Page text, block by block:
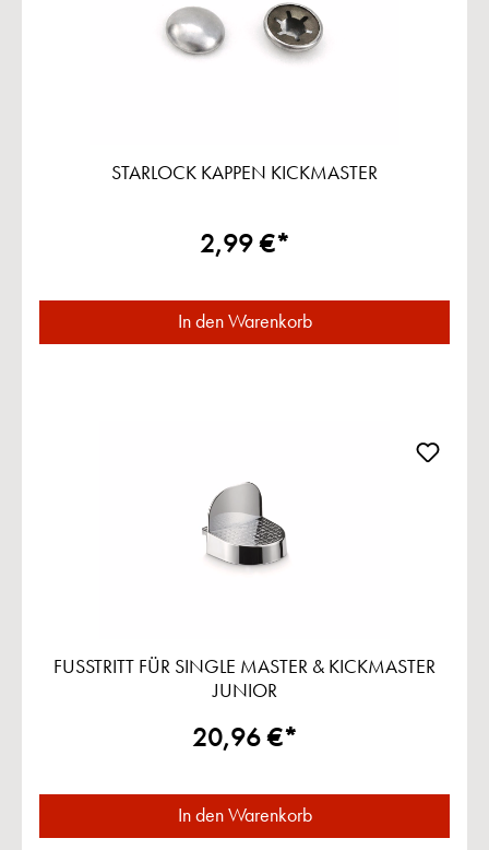
STARLOCK KAPPEN KICKMASTER
2,99 €*
In den Warenkorb
FUSSTRITT FÜR SINGLE MASTER & KICKMASTER
JUNIOR
20,96 €*
In den Warenkorb